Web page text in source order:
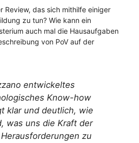
Review, das sich mithilfe einiger
zu tun? Wie kann ein
auch mal die Hausaufgaben
von PoV auf der
entwickeltes
Know-how
klar und deutlich, wie
was uns die Kraft der
zu